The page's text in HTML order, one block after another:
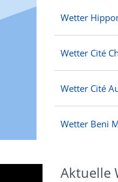
Wetter
Wetter Cité
Wetter Cité
Wetter Beni
Aktuelle